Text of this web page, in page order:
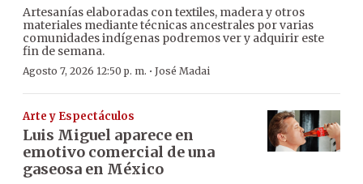
Artesanías elaboradas con textiles, madera y otros
materiales mediante técnicas ancestrales por varias
comunidades indígenas podremos ver y adquirir este
fin de semana.
Agosto 7, 2026 12:50 p. m. · José Madai
Arte y Espectáculos
Luis Miguel aparece en
emotivo comercial de una
gaseosa en México